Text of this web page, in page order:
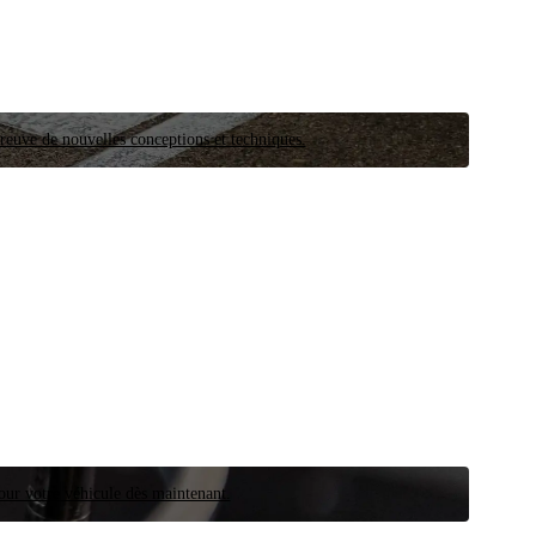
de nouvelles conceptions et techniques.
votre véhicule dès maintenant.